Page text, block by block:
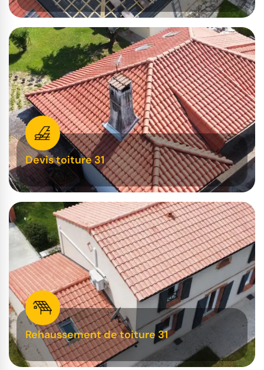
Devis toiture 31
Rehaussement de toiture 31